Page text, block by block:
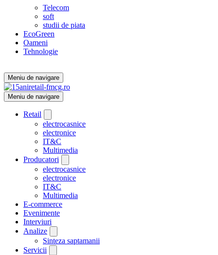
Telecom
soft
studii de piata
EcoGreen
Oameni
Tehnologie
Meniu de navigare
Meniu de navigare
Retail
electrocasnice
electronice
IT&C
Multimedia
Producatori
electrocasnice
electronice
IT&C
Multimedia
E-commerce
Evenimente
Interviuri
Analize
Sinteza saptamanii
Servicii